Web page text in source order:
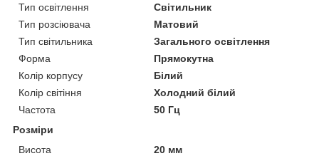
Тип освітлення
Світильник
Тип розсіювача
Матовий
Тип світильника
Загального освітлення
Форма
Прямокутна
Колір корпусу
Білий
Колір світіння
Холодний білий
Частота
50 Гц
Розміри
Висота
20 мм